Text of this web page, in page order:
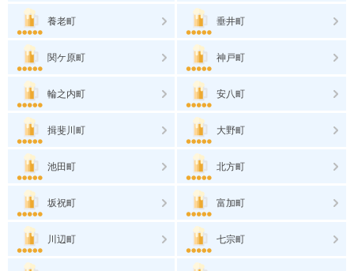
養老町 垂井町
関ケ原町 神戸町
輪之内町 安八町
揖斐川町 大野町
池田町 北方町
坂祝町 富加町
川辺町 七宗町